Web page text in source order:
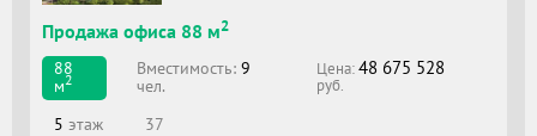
Продажа офиса 88 м2
88
м2
Вместимоcть: 9
чел.
Цена:48 675 528
руб.
5 этаж 37